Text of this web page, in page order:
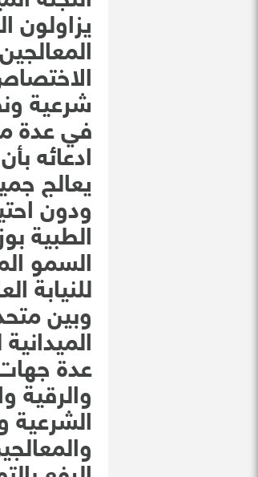
يزاولون
شرعية
في عدة
ادعائه
يعالج
ودون
الطبية
السمو
للنيابة
وبين
عدة
والرقية
الشرعية